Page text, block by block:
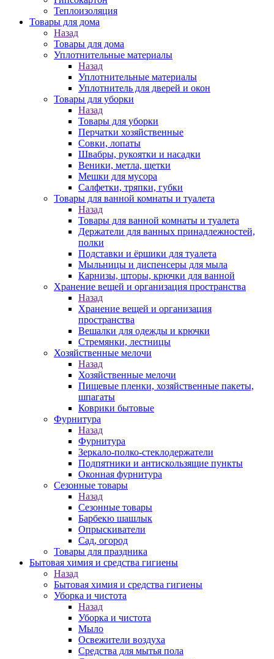
Теплоизоляция
Товары для дома
Назад
Товары для дома
Уплотнительные материалы
Назад
Уплотнительные материалы
Уплотнитель для дверей и окон
Товары для уборки
Назад
Товары для уборки
Перчатки хозяйственные
Совки, лопаты
Швабры, рукоятки и насадки
Веники, метла, щетки
Мешки для мусора
Салфетки, тряпки, губки
Товары для ванной комнаты и туалета
Назад
Товары для ванной комнаты и туалета
Держатели для ванных принадлежностей,
полки
Подставки и ёршики для туалета
Мыльницы и диспенсеры для мыла
Карнизы, шторы, крючки для ванной
Хранение вещей и организация пространства
Назад
Хранение вещей и организация
пространства
Вешалки для одежды и крючки
Стремянки, лестницы
Хозяйственные мелочи
Назад
Хозяйственные мелочи
Пищевые пленки, хозяйственные пакеты,
шпагаты
Коврики бытовые
Фурнитура
Назад
Фурнитура
Зеркало-полко-стеклодержатели
Подпятники и антискользящие пункты
Оконная фурнитура
Сезонные товары
Назад
Сезонные товары
Барбекю шашлык
Опрыскиватели
Сад, огород
Товары для праздника
Бытовая химия и средства гигиены
Назад
Бытовая химия и средства гигиены
Уборка и чистота
Назад
Уборка и чистота
Мыло
Освежители воздуха
Средства для мытья пола